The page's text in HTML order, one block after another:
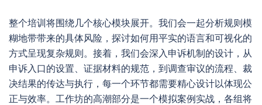
整个培训将围绕几个核心模块展开。我们会一起分析规则模
糊地带带来的具体风险，探讨如何用平实的语言和可视化的
方式呈现复杂规则。接着，我们会深入申诉机制的设计，从
申诉入口的设置、证据材料的规范，到调查审议的流程、裁
决结果的传达与执行，每一个环节都需要精心设计以体现公
正与效率。工作坊的高潮部分是一个模拟案例实战，各组将